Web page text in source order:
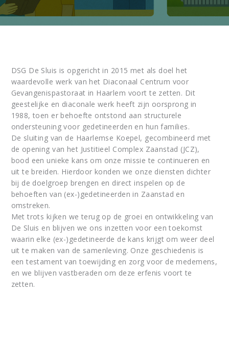
DSG De Sluis is opgericht in 2015 met als doel het
waardevolle werk van het Diaconaal Centrum voor
Gevangenispastoraat in Haarlem voort te zetten. Dit
geestelijke en diaconale werk heeft zijn oorsprong in
1988, toen er behoefte ontstond aan structurele
ondersteuning voor gedetineerden en hun families.
De sluiting van de Haarlemse Koepel, gecombineerd met
de opening van het Justitieel Complex Zaanstad (JCZ),
bood een unieke kans om onze missie te continueren en
uit te breiden. Hierdoor konden we onze diensten dichter
bij de doelgroep brengen en direct inspelen op de
behoeften van (ex-)gedetineerden in Zaanstad en
omstreken.
Met trots kijken we terug op de groei en ontwikkeling van
De Sluis en blijven we ons inzetten voor een toekomst
waarin elke (ex-)gedetineerde de kans krijgt om weer deel
uit te maken van de samenleving. Onze geschiedenis is
een testament van toewijding en zorg voor de medemens,
en we blijven vastberaden om deze erfenis voort te
zetten.